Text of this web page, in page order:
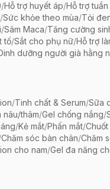
/Hỗ trợ huyết áp/Hỗ trợ
/Sức khỏe theo mùa/Tỏi
/Sâm Maca/Tăng cường
tố/Sắt cho phụ nữ/Hỗ trợ
dưỡng người già hằng
/Tinh chất & Serum/Sữa
nâu/thâm/Gel chống nắng/
/Kẻ mắt/Phấn mắt/Chuốt
Chăm sóc bàn chân/Chăm
cho nam/Gel đa năng